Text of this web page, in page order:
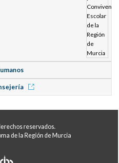
reservados.
de la Región de Murcia